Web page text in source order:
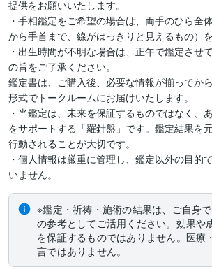
提供をお願いいたします。
・手相鑑定をご希望の場合は、両手のひら全
から手首まで、線がはっきりと見えるもの）
・出生時間が不明な場合は、正午で鑑定させ
の旨をご了承ください。
鑑定書は、ご購入後、必要な情報が揃ってか
形式でトークルームにお届けいたします。
・当鑑定は、未来を保証するものではなく、
をサポートする「羅針盤」です。鑑定結果を
行動されることが大切です。
・個人情報は厳重に管理し、鑑定以外の目的
いません。
※鑑定・祈祷・施術の結果は、ご自身
の参考としてご活用ください。効果や
を保証するものではありません。医療
言ではありません。